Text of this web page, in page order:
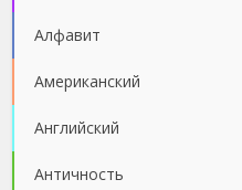
Алфавит
Американский
Английский
Античность